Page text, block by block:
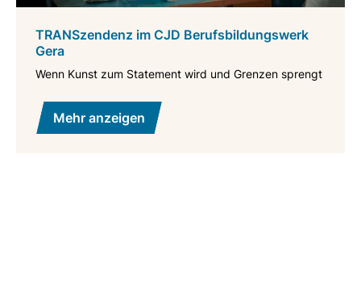
TRANSzendenz im CJD Berufsbildungswerk
Gera
Wenn Kunst zum Statement wird und Grenzen sprengt
Mehr anzeigen